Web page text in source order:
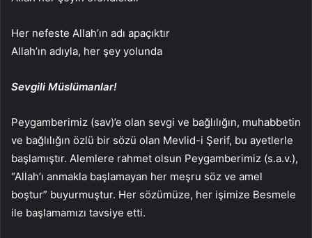
Her nefeste Allah’ın adı apaçıktır
Allah’ın adıyla, her şey yolunda
Sevgili Müslümanlar!
Peygamberimiz (sav)’e olan sevgi ve bağlılığın, muhabbetin
ve bağlılığın özlü bir sözü olan Mevlid-i Şerif, bu ayetlerle
başlamıştır. Alemlere rahmet olsun Peygamberimiz (s.a.v.),
“Allah’ı anmakla başlamayan her meşru söz ve amel
boştur” buyurmuştur. Her sözümüze, her işimize Besmele
ile başlamamızı tavsiye etti.